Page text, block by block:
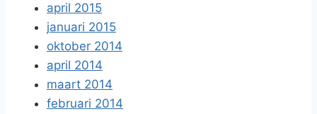
april 2015
januari 2015
oktober 2014
april 2014
maart 2014
februari 2014